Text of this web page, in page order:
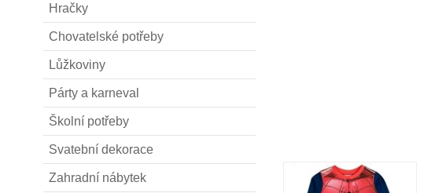
Hračky
Chovatelské potřeby
Lůžkoviny
Párty a karneval
Školní potřeby
Svatební dekorace
Zahradní nábytek